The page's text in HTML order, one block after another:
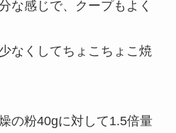
な感じで、クープもよく
なくしてちょこちょこ焼
の粉40gに対して1.5倍量